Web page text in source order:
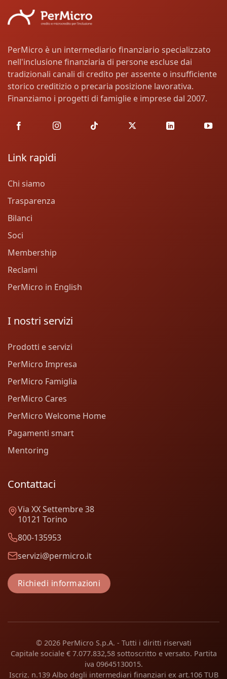
PerMicro è un intermediario finanziario specializzato
nell'inclusione finanziaria di persone escluse dai
tradizionali canali di credito per assente o insufficiente
storico creditizio o precaria posizione lavorativa.
Finanziamo i progetti di famiglie e imprese dal 2007.
Link rapidi
Chi siamo
Trasparenza
Bilanci
Soci
Membership
Reclami
PerMicro in English
I nostri servizi
Prodotti e servizi
PerMicro Impresa
PerMicro Famiglia
PerMicro Cares
PerMicro Welcome Home
Pagamenti smart
Mentoring
Contattaci
Via XX Settembre 38
10121 Torino
800-135953
servizi@permicro.it
Richiedi informazioni
© 2026 PerMicro S.p.A. - Tutti i diritti riservati
Capitale sociale € 7.077.832,58 sottoscritto e versato. Partita
iva 09645130015.
Iscriz. n.139 Albo degli intermediari finanziari ex art.106 TUB